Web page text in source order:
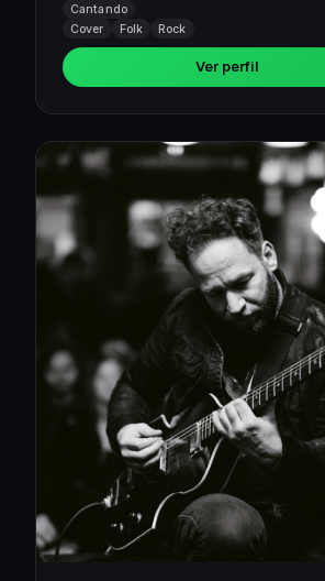
Cantando
Cover
Folk Rock
Ver perfil